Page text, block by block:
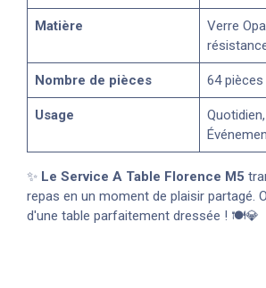
Matière
Verre
Nombre de pièces 64 pièces
Usage
✨ Le Service A Table Florence M5
repas en un moment de plaisir partagé.
d'une table parfaitement dressée ! 🍽️💎